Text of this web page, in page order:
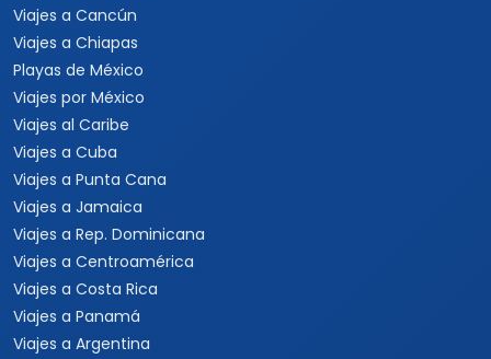
Viajes a Cancún
Viajes a Chiapas
Playas de México
Viajes por México
Viajes al Caribe
Viajes a Cuba
Viajes a Punta Cana
Viajes a Jamaica
Viajes a Rep. Dominicana
Viajes a Centroamérica
Viajes a Costa Rica
Viajes a Panamá
Viajes a Argentina